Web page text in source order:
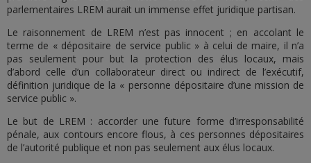
parlementaires LREM aurait un immense effet juridique partisan.
Le raisonnement de LREM n’est pas innocent ; en accolant le
terme de « dépositaire de service public » à celui de maire, il n’a
pas seulement pour but la protection des élus locaux, mais
d’abord celle d’un collaborateur direct ou indirect de l’exécutif,
définition juridique de la « personne dépositaire d’une mission de
service public ».
Le but de LREM : accorder une future forme d’irresponsabilité
pénale, aux contours encore flous, à ces personnes dépositaires
de l’autorité publique et non pas seulement aux élus locaux.